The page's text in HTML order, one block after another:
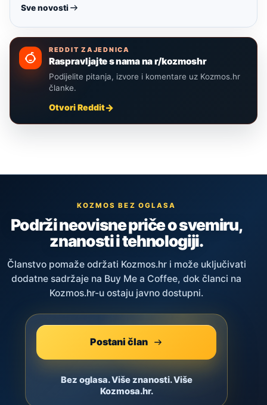
Sve novosti
REDDIT ZAJEDNICA
Raspravljajte s nama na r/kozmoshr
Podijelite pitanja, izvore i komentare uz Kozmos.hr
članke.
Otvori Reddit
KOZMOS BEZ OGLASA
Podrži neovisne priče o svemiru,
znanosti i tehnologiji.
Članstvo pomaže održati Kozmos.hr i može uključivati
dodatne sadržaje na Buy Me a Coffee, dok članci na
Kozmos.hr-u ostaju javno dostupni.
Postani član
Bez oglasa. Više znanosti. Više
Kozmosa.hr.